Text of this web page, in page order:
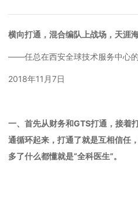
横向打通，混合编队上战场，天涯
——任总在西安全球技术服务中心
2018年11月7日
一、首先从财务和GTS打通，接着
通循环起来，打通了就是互相信任
多了什么都懂就是“全科医生”。